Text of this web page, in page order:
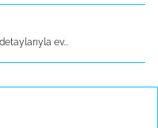
ev...